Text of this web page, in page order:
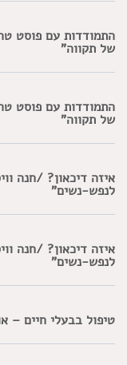
התמודדות עם פוסט
של תקווה"
התמודדות עם פוסט
של תקווה"
איזה דיכאון? /חנה
לנפש-נשים"
איזה דיכאון? /חנה
לנפש-נשים"
טיפול בבעלי חיים –